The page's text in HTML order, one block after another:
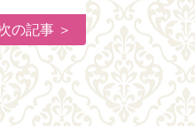
の記事 ＞